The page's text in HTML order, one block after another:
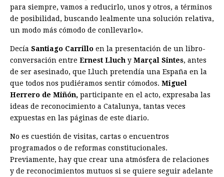
para siempre, vamos a reducirlo, unos y otros, a términos
de posibilidad, buscando lealmente una solución relativa,
un modo más cómodo de conllevarlo».
Decía Santiago Carrillo en la presentación de un libro-
conversación entre Ernest Lluch y Marçal Sintes, antes
de ser asesinado, que Lluch pretendía una España en la
que todos nos pudiéramos sentir cómodos. Miguel
Herrero de Miñón, participante en el acto, expresaba las
ideas de reconocimiento a Catalunya, tantas veces
expuestas en las páginas de este diario.
No es cuestión de visitas, cartas o encuentros
programados o de reformas constitucionales.
Previamente, hay que crear una atmósfera de relaciones
y de reconocimientos mutuos si se quiere seguir adelante